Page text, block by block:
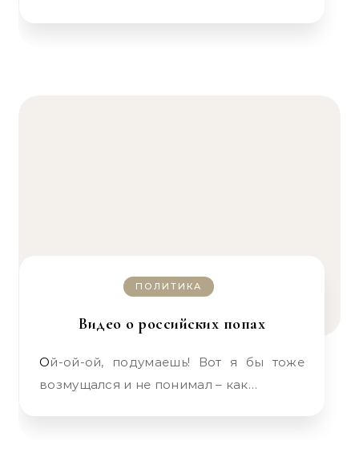
ПОЛИТИКА
Видео о российских попах
Ой-ой-ой, подумаешь! Вот я бы тоже
возмущался и не понимал – как…